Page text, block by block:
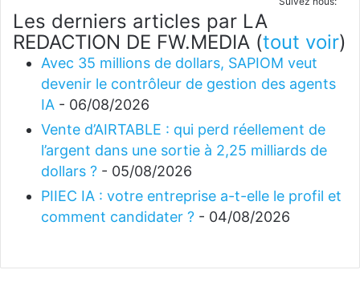
Les derniers articles par LA
REDACTION DE FW.MEDIA (tout voir)
Avec 35 millions de dollars, SAPIOM veut
devenir le contrôleur de gestion des agents
IA - 06/08/2026
Vente d’AIRTABLE : qui perd réellement de
l’argent dans une sortie à 2,25 milliards de
dollars ? - 05/08/2026
PIIEC IA : votre entreprise a-t-elle le profil et
comment candidater ? - 04/08/2026